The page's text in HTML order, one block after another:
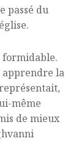
passé du
formidable.
apprendre la
même
de mieux